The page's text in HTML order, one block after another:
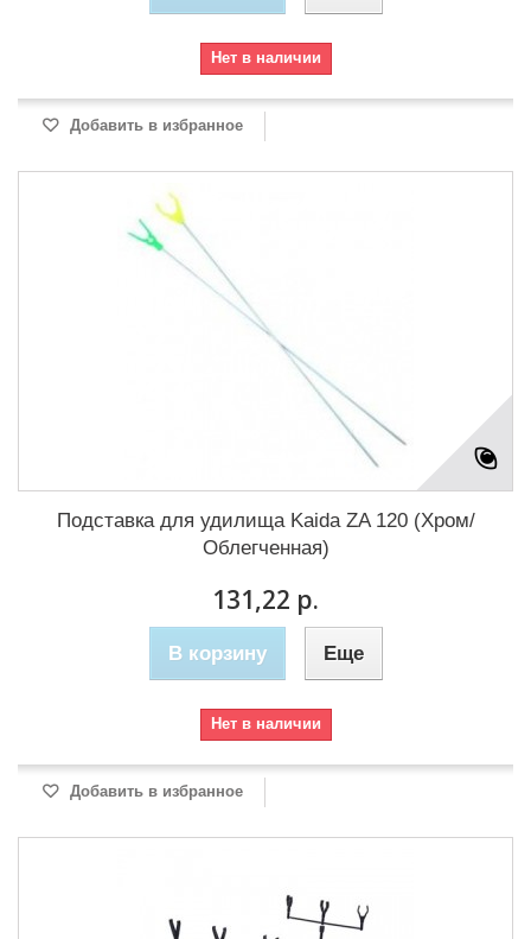
Нет в наличии
Добавить в избранное
Подставка для удилища Kaida ZA 120 (Хром/
Облегченная)
131,22 р.
В корзину Еще
Нет в наличии
Добавить в избранное